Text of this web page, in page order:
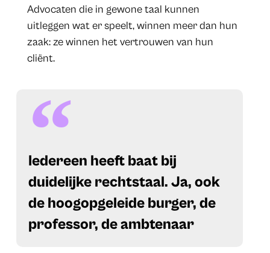
Advocaten die in gewone taal kunnen
uitleggen wat er speelt, winnen meer dan hun
zaak: ze winnen het vertrouwen van hun
cliënt.
Iedereen heeft baat bij
duidelijke rechtstaal. Ja, ook
de hoogopgeleide burger, de
professor, de ambtenaar